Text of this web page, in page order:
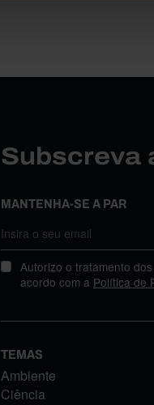
Subscreva
MANTENHA-SE A PAR
Autorizo o tratamento
acordo com a Política de
TEMAS
Ambiente
Ciência